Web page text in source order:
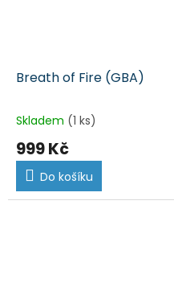
Breath of Fire (GBA)
Skladem (1 ks)
999 Kč
Do košíku